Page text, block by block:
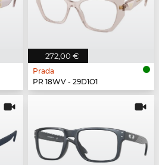
272,00 €
Prada
PR 18WV - 29D1O1